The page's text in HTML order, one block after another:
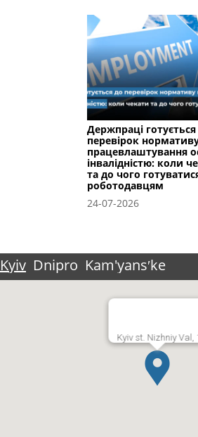
Держпраці
перевірок
працевлаштування
інвалідністю: коли
та до чого
роботодавцям
24-07-2026
Kyiv Dnipro Kam'yansʹke
Kyiv st. Nizhniy Val,